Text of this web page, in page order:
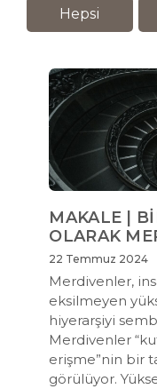
Hepsi
MAKALE |
OLARAK
22 Temmuz 2024
Merdivenler,
eksilmeyen
hiyerarşiyi
Merdivenler
erişme”nin bir
görülüyor.